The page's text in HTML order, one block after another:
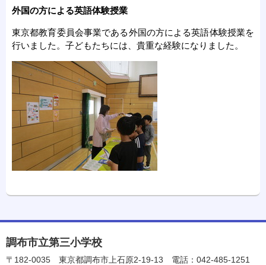
外国の方による英語体験授業
東京都教育委員会事業である外国の方による英語体験授業を
行いました。子どもたちには、貴重な経験になりました。
調布市立第三小学校
〒182-0035 東京都調布市上石原2-19-13 電話：042-485-1251